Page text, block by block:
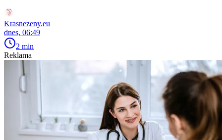
Krasnezeny.eu
dnes, 06:49
2 min
Reklama